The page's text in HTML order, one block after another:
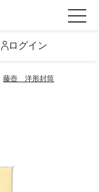
ログイン
藤壺 洋形封筒